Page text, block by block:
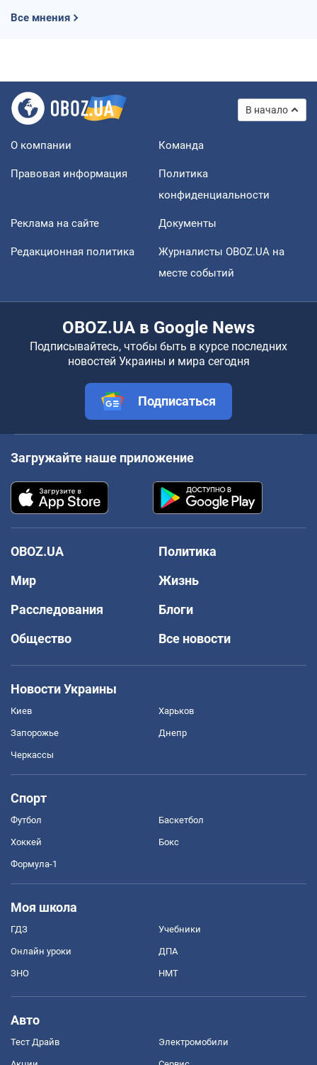
Все мнения
В начало
О компании Команда
Правовая информация
Политика
конфиденциальности
Реклама на сайте Документы
Редакционная политика
Журналисты OBOZ.UA на
месте событий
OBOZ.UA в Google News
Подписывайтесь, чтобы быть в курсе последних
новостей Украины и мира сегодня
Подписаться
Загружайте наше приложение
OBOZ.UA
Политика
Мир
Жизнь
Расследования
Блоги
Общество
Все новости
Новости Украины
Киев Харьков
Запорожье Днепр
Черкассы
Спорт
Футбол Баскетбол
Хоккей Бокс
Формула-1
Моя школа
ГДЗ Учебники
Онлайн уроки ДПА
ЗНО НМТ
Авто
Тест Драйв Электромобили